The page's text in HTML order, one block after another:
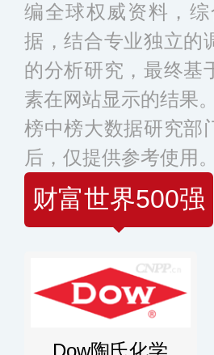
编全球权威资料，
据，结合专业独立的
的分析研究，最终基
素在网站显示的结果
榜中榜大数据研究部
后，仅提供参考使用。
财富世界500强